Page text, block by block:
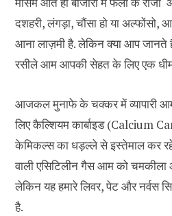
दशहरी, लंगड़ा, चौंसा हो या अल्फोंसो,
आना लाज़मी है. लेकिन क्या आप जानते
रसीले आम आपकी सेहत के लिए एक
आजकल मुनाफे के चक्कर में व्यापारी
लिए कैल्शियम कार्बाइड (Calcium
केमिकल्स का धड़ल्ले से इस्तेमाल कर
वाली एसिटिलीन गैस आम को चमकीला
लेकिन यह हमारे लिवर, पेट और नर्वस
है.